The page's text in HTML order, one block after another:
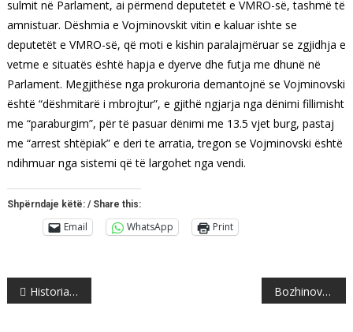
sulmit në Parlament, ai përmend deputetët e VMRO-së, tashmë të
amnistuar. Dëshmia e Vojminovskit vitin e kaluar ishte se
deputetët e VMRO-së, që moti e kishin paralajmëruar se zgjidhja e
vetme e situatës është hapja e dyerve dhe futja me dhunë në
Parlament. Megjithëse nga prokuroria demantojnë se Vojminovski
është “dëshmitarë i mbrojtur”, e gjithë ngjarja nga dënimi fillimisht
me “paraburgim”, për të pasuar dënimi me 13.5 vjet burg, pastaj
me “arrest shtëpiak” e deri te arratia, tregon se Vojminovski është
ndihmuar nga sistemi që të largohet nga vendi.
Shpërndaje këtë: / Share this:
Email WhatsApp Print
Post
navigation
Historiani grek: Ilirët janë popull i lashtë, shqipja më e vjetër se latinishtja Bozhinovski paralajmëron skandal me diplomat e Universitetit të Merkos!?